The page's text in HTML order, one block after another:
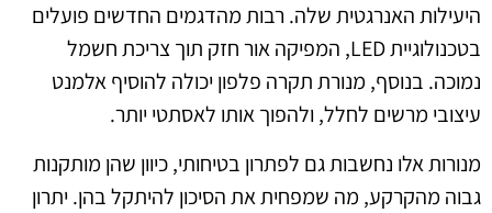
היעילות האנרגטית שלה. רבות מהדגמים החדשים פועלים
בטכנולוגיית LED, המפיקה אור חזק תוך צריכת חשמל
נמוכה. בנוסף, מנורת תקרה פלפון יכולה להוסיף אלמנט
עיצובי מרשים לחלל, ולהפוך אותו לאסתטי יותר.
מנורות אלו נחשבות גם לפתרון בטיחותי, כיוון שהן מותקנות
גבוה מהקרקע, מה שמפחית את הסיכון להיתקל בהן. יתרון